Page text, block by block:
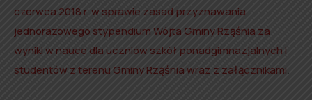
czerwca 2018 r. w sprawie zasad przyznawania
jednorazowego stypendium Wójta Gminy Rząśnia za
wyniki w nauce dla uczniów szkół ponadgimnazjalnych i
studentów z terenu Gminy Rząśnia wraz z załącznikami.